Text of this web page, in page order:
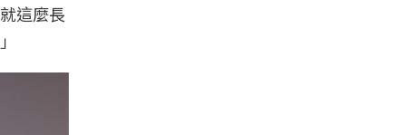
這麼長